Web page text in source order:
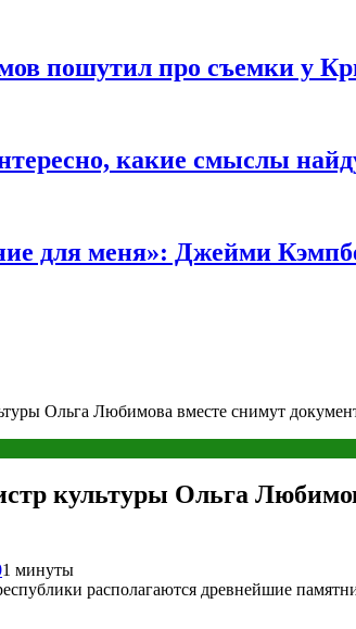
пошутил про съемки у
какие смыслы
для меня»: Джейми
Ольга Любимова вместе снимут
культуры Ольга
1 минуты
располагаются древнейшие